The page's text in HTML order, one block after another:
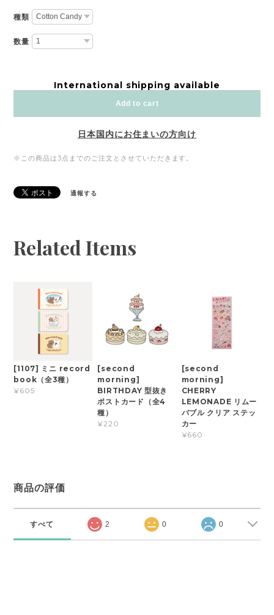
種類
数量
International shipping available
Add to cart
日本国内にお住まいの方向け
※この商品は3点までのご注文とさせていただきます。
通報する
Related Items
[1107] ミニ record
book（全3種）
¥605
[second
morning]
BIRTHDAY 型抜き
ポストカード（全4
種）
¥220
[second
morning]
CHERRY
LEMONADE リムー
バブル クリア ステッ
カー
¥660
商品の評価
すべて 2 0 0